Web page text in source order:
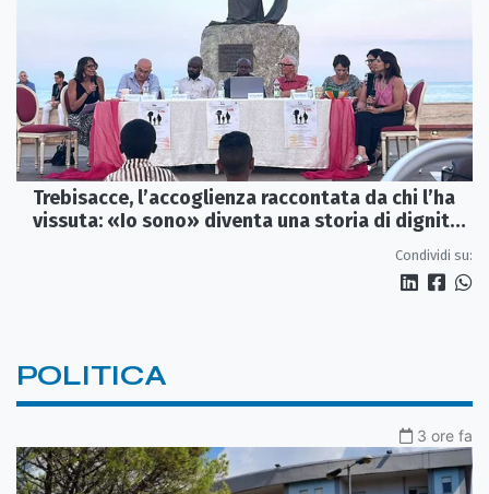
Trebisacce, l’accoglienza raccontata da chi l’ha
vissuta: «Io sono» diventa una storia di dignità
Condividi su:
POLITICA
3 ore fa